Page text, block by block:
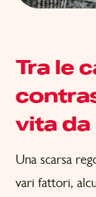
Tra le
vita da
Una scarsa
vari fattori,